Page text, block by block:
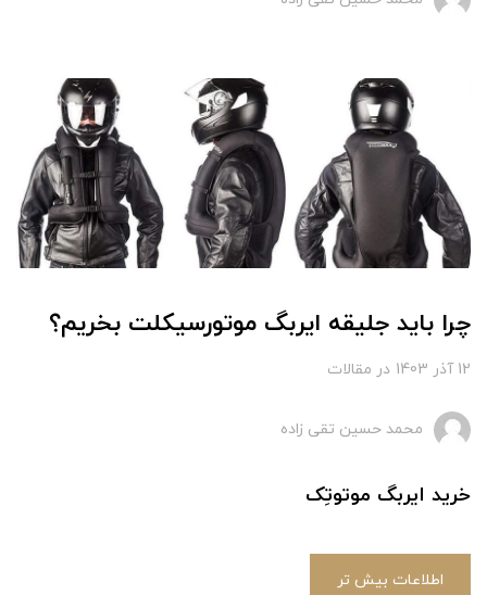
چرا باید جلیقه ایربگ موتورسیکلت بخریم؟
12 آذر 1403 در مقالات
محمد حسین تقی زاده
خرید ایربگ موتوتِک
اطلاعات بیش تر